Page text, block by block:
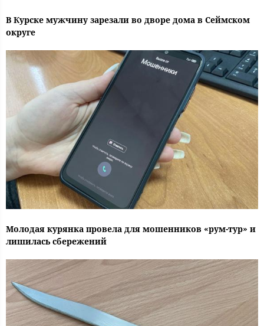
В Курске мужчину зарезали во дворе дома в Сеймском
округе
Молодая курянка провела для мошенников «рум-тур» и
лишилась сбережений